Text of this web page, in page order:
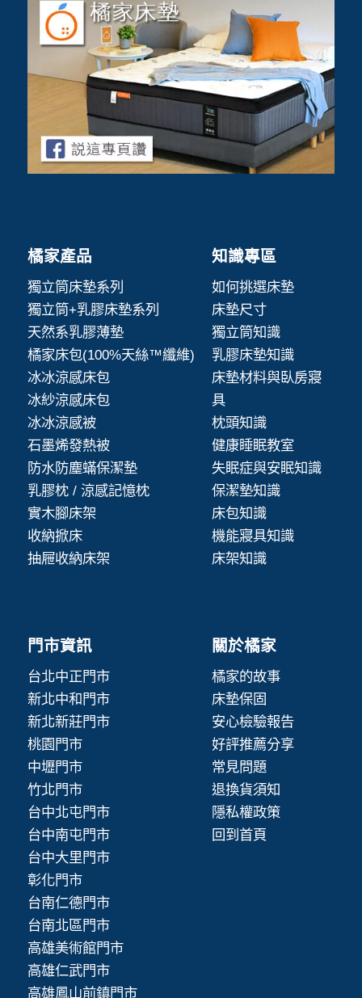
橘家產品
獨立筒床墊系列
獨立筒+乳膠床墊系列
天然系乳膠薄墊
橘家床包(100%天絲™纖維)
冰冰涼感床包
冰紗涼感床包
冰冰涼感被
石墨烯發熱被
防水防塵蟎保潔墊
乳膠枕 / 涼感記憶枕
實木腳床架
收納掀床
抽屜收納床架
知識專區
如何挑選床墊
床墊尺寸
獨立筒知識
乳膠床墊知識
床墊材料與臥房寢
具
枕頭知識
健康睡眠教室
失眠症與安眠知識
保潔墊知識
床包知識
機能寢具知識
床架知識
門市資訊
台北中正門市
新北中和門市
新北新莊門市
桃園門市
中壢門市
竹北門市
台中北屯門市
台中南屯門市
台中大里門市
彰化門市
台南仁德門市
台南北區門市
高雄美術館門市
高雄仁武門市
高雄鳳山前鎮門市
關於橘家
橘家的故事
床墊保固
安心檢驗報告
好評推薦分享
常見問題
退換貨須知
隱私權政策
回到首頁